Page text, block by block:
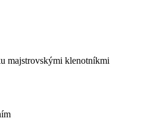
majstrovskými klenotníkmi